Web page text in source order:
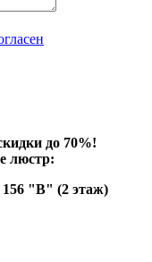
до 70%!
люстр:
156 "В" (2 этаж)